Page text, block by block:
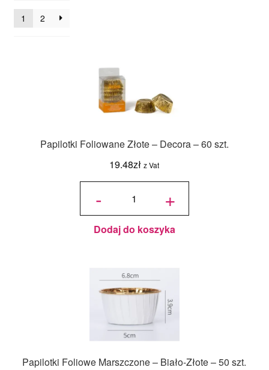
1 2
Papilotki Foliowane Złote – Decora – 60 szt.
19.48zł z Vat
-
ilość
Złote -
Decora - +
Dodaj do koszyka
Papilotki Foliowe Marszczone – Biało-Złote – 50 szt.